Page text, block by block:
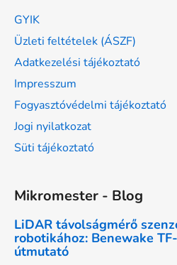
GYIK
Üzleti feltételek (ÁSZF)
Adatkezelési tájékoztató
Impresszum
Fogyasztóvédelmi tájékoztató
Jogi nyilatkozat
Süti tájékoztató
Mikromester - Blog
LiDAR távolságmérő
robotikához: Benewake
útmutató